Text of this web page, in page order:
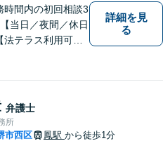
時間内の初回相談3
当日／夜間／休日
テラス利用可】
詳細を見
る
弁護士
所
市西区 鳳駅 から徒歩1分